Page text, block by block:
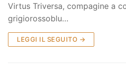
Virtus Triversa, compagine a
grigiorossoblu…
LEGGI IL SEGUITO →